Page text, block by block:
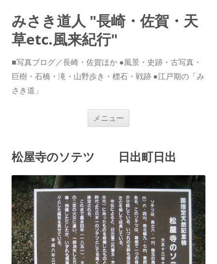
みさき道人 "長崎・佐賀・天
草etc.風来紀行"
■写真ブログ／長崎・佐賀ほか ●風景・史跡・古写真・
巨樹・石橋・滝・山野歩き・標石・戦跡 ●江戸期の「み
さき道」
メニュー
ス
キ
プ
松屋寺のソテツ 日出町日出